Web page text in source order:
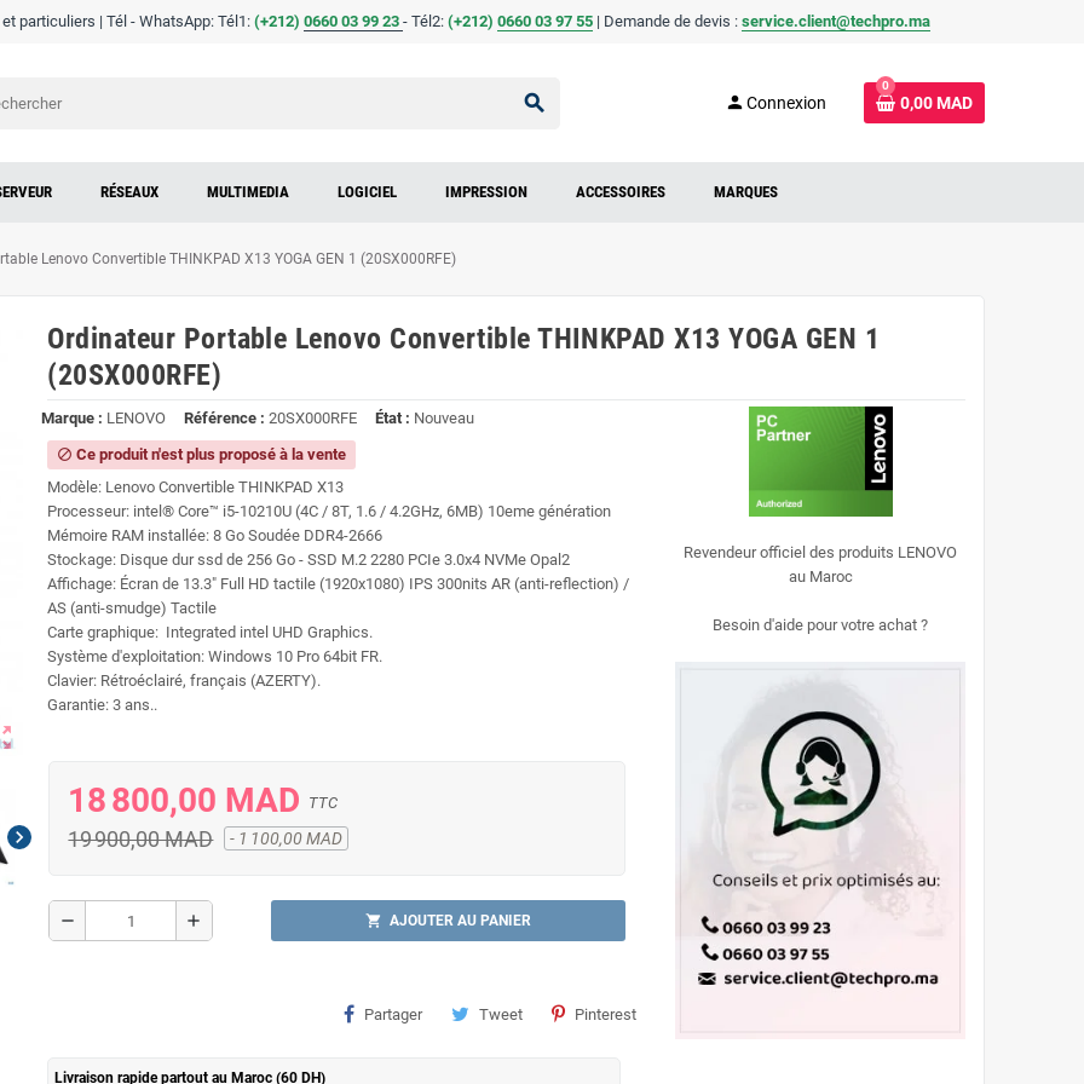
particuliers | Tél - WhatsApp: Tél1: (+212) 0660 03 99 23 - Tél2: (+212) 0660 03 97 55 | Demande de devis : service.client@techpro.ma
search person Connexion
0
0,00 MAD
RÉSEAUX MULTIMEDIA LOGICIEL IMPRESSION ACCESSOIRES MARQUES
Lenovo Convertible THINKPAD X13 YOGA GEN 1 (20SX000RFE)
chevron_right
Ordinateur Portable Lenovo Convertible THINKPAD X13 YOGA GEN 1
(20SX000RFE)
Marque : LENOVO Référence : 20SX000RFE État : Nouveau
block Ce produit n'est plus proposé à la vente
Modèle: Lenovo Convertible THINKPAD X13
Processeur: intel® Core™ i5-10210U (4C / 8T, 1.6 / 4.2GHz, 6MB) 10eme génération
Mémoire RAM installée: 8 Go Soudée DDR4-2666
Stockage: Disque dur ssd de 256 Go - SSD M.2 2280 PCIe 3.0x4 NVMe Opal2
Affichage: Écran de 13.3" Full HD tactile (1920x1080) IPS 300nits AR (anti-reflection) /
AS (anti-smudge) Tactile
Carte graphique: Integrated intel UHD Graphics.
Système d'exploitation: Windows 10 Pro 64bit FR.
Clavier: Rétroéclairé, français (AZERTY).
Garantie: 3 ans..
18 800,00 MAD TTC
19 900,00 MAD - 1 100,00 MAD
remove add shopping_cart AJOUTER AU PANIER
Partager Tweet Pinterest
Livraison rapide partout au Maroc (60 DH)
Revendeur officiel des produits LENOVO
au Maroc
Besoin d'aide pour votre achat ?